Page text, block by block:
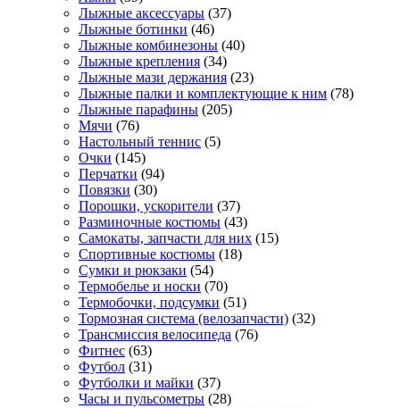
Лыжные аксессуары (37)
Лыжные ботинки (46)
Лыжные комбинезоны (40)
Лыжные крепления (34)
Лыжные мази держания (23)
Лыжные палки и комплектующие к ним (78)
Лыжные парафины (205)
Мячи (76)
Настольный теннис (5)
Очки (145)
Перчатки (94)
Повязки (30)
Порошки, ускорители (37)
Разминочные костюмы (43)
Самокаты, запчасти для них (15)
Спортивные костюмы (18)
Сумки и рюкзаки (54)
Термобелье и носки (70)
Термобочки, подсумки (51)
Тормозная система (велозапчасти) (32)
Трансмиссия велосипеда (76)
Фитнес (63)
Футбол (31)
Футболки и майки (37)
Часы и пульсометры (28)